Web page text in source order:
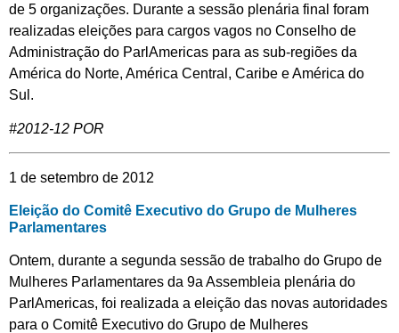
de 5 organizações. Durante a sessão plenária final foram
realizadas eleições para cargos vagos no Conselho de
Administração do ParlAmericas para as sub-regiões da
América do Norte, América Central, Caribe e América do
Sul.
#2012-12 POR
1 de setembro de 2012
Eleição do Comitê Executivo do Grupo de Mulheres
Parlamentares
Ontem, durante a segunda sessão de trabalho do Grupo de
Mulheres Parlamentares da 9a Assembleia plenária do
ParlAmericas, foi realizada a eleição das novas autoridades
para o Comitê Executivo do Grupo de Mulheres